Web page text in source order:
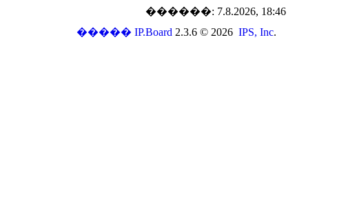
������: 7.8.2026, 18:46
����� IP.Board 2.3.6 © 2026 IPS, Inc.